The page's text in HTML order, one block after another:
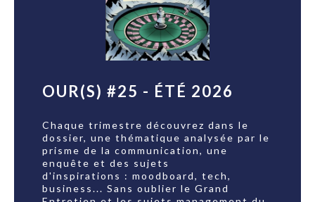
OUR(S) #25 - ÉTÉ 2026
Chaque trimestre découvrez dans le
dossier, une thématique analysée par le
prisme de la communication, une
enquête et des sujets
d'inspirations : moodboard, tech,
business... Sans oublier le Grand